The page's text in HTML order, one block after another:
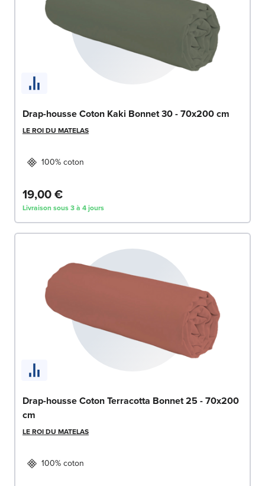
Drap-housse Coton Kaki Bonnet 30 - 70x200 cm
LE ROI DU MATELAS
100% coton
19,00 €
Livraison sous 3 à 4 jours
Drap-housse Coton Terracotta Bonnet 25 - 70x200
cm
LE ROI DU MATELAS
100% coton